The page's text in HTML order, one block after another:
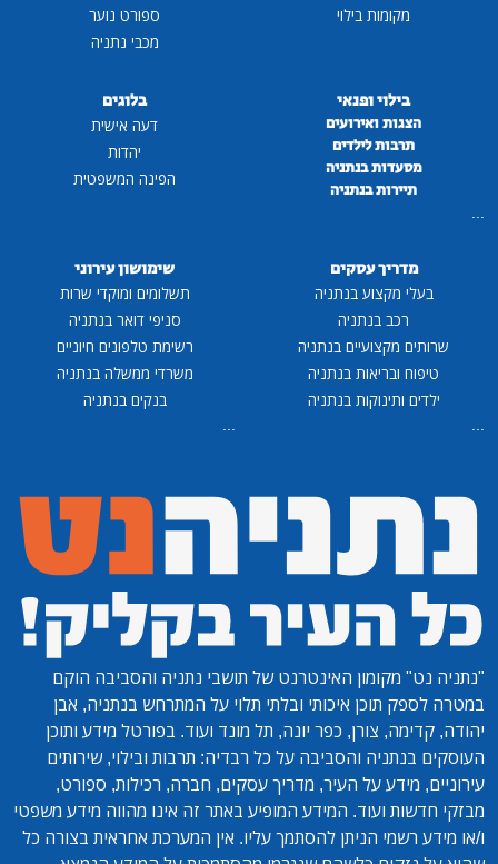
מקומות בילוי
ספורט נוער
מכבי נתניה
בילוי ופנאי
הצגות ואירועים
תרבות לילדים
מסעדות בנתניה
תיירות בנתניה
בלוגים
דעה אישית
יהדות
הפינה המשפטית
מדריך עסקים
בעלי מקצוע בנתניה
רכב בנתניה
שרותים מקצועיים בנתניה
טיפוח ובריאות בנתניה
ילדים ותינוקות בנתניה
שימושון עירוני
תשלומים ומוקדי שרות
סניפי דואר בנתניה
רשימת טלפונים חיוניים
משרדי ממשלה בנתניה
בנקים בנתניה
"נתניה נט" מקומון האינטרנט של תושבי נתניה והסביבה הוקם
במטרה לספק תוכן איכותי ובלתי תלוי על המתרחש בנתניה, אבן
יהודה, קדימה, צורן, כפר יונה, תל מונד ועוד. בפורטל מידע ותוכן
העוסקים בנתניה והסביבה על כל רבדיה: תרבות ובילוי, שירותים
עירוניים, מידע על העיר, מדריך עסקים, חברה, רכילות, ספורט,
מבזקי חדשות ועוד. המידע המופיע באתר זה אינו מהווה מידע משפטי
ו/או מידע רשמי הניתן להסתמך עליו. אין המערכת אחראית בצורה כל